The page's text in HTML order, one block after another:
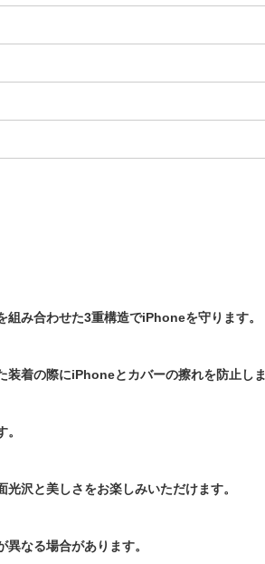
み合わせた3重構造でiPhoneを守ります。
装着の際にiPhoneとカバーの擦れを防止し
沢と美しさをお楽しみいただけます。
なる場合があります。